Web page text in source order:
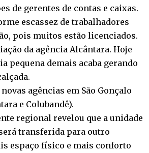
de gerentes de contas e caixas.
escassez de trabalhadores
pois muitos estão licenciados.
da agência Alcântara. Hoje
pequena demais acaba gerando
agências em São Gonçalo
e Colubandê).
regional revelou que a unidade
transferida para outro
espaço físico e mais conforto